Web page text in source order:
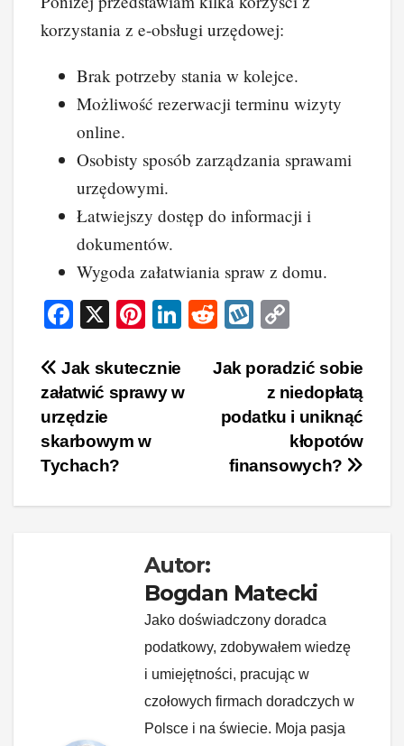
korzystania z e-obsługi urzędowej:
Brak potrzeby stania w kolejce.
Możliwość rezerwacji terminu wizyty
online.
Osobisty sposób zarządzania sprawami
urzędowymi.
Łatwiejszy dostęp do informacji i
dokumentów.
Wygoda załatwiania spraw z domu.
F
c
e
b
o
k
X
Pi
er
e
st
Li
e
R
d
t
W
o
p
p
y
Li
n
Nawigacja
wpisu
Jak poradzić sobie
z niedopłatą
podatku i uniknąć
kłopotów
finansowych?
Jak skutecznie
załatwić sprawy w
urzędzie
skarbowym w
Tychach?
Autor:
Bogdan Matecki
Jako doświadczony doradca
podatkowy, zdobywałem wiedzę
i umiejętności, pracując w
czołowych firmach doradczych w
Polsce i na świecie. Moja pasja